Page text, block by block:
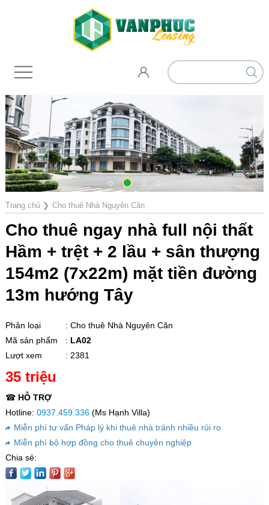
Trang chủ❯ Cho thuê Nhà Nguyên Căn
Cho thuê ngay nhà full nội thất
Hầm + trệt + 2 lầu + sân thượng
154m2 (7x22m) mặt tiền đường
13m hướng Tây
Phân loại
: Cho thuê Nhà Nguyên Căn
Mã sản phẩm
: LA02
Lượt xem
: 2381
35 triệu
☎ HỖ TRỢ
Hotline: 0937.459.336(Ms Hạnh Villa)
Miễn phí tư vấn Pháp lý khi thuê nhà tránh nhiều rủi ro
Miễn phí bộ hợp đồng cho thuê chuyên nghiệp
Chia sẻ: